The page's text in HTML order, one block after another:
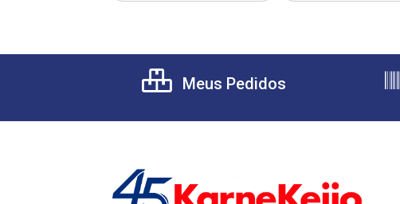
Meus Pedidos